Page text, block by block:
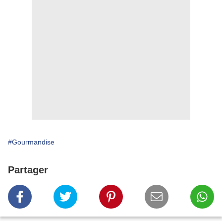
#Gourmandise
Partager